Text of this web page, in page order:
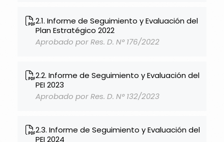
2.1. Informe de Seguimiento y Evaluación del
Plan Estratégico 2022
Aprobado por Res. D. N° 176/2022
2.2. Informe de Seguimiento y Evaluación del
PEI 2023
Aprobado por Res. D. N° 132/2023
2.3. Informe de Seguimiento y Evaluación del
PEI 2024